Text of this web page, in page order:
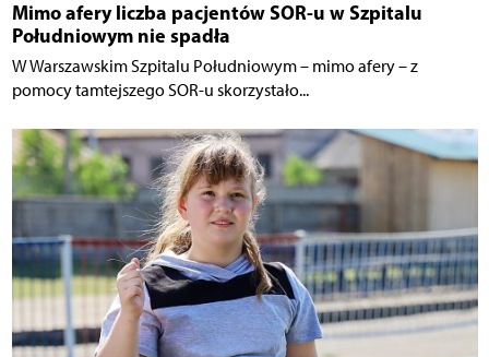
Mimo afery liczba pacjentów SOR-u w Szpitalu
Południowym nie spadła
W Warszawskim Szpitalu Południowym – mimo afery – z
pomocy tamtejszego SOR-u skorzystało...